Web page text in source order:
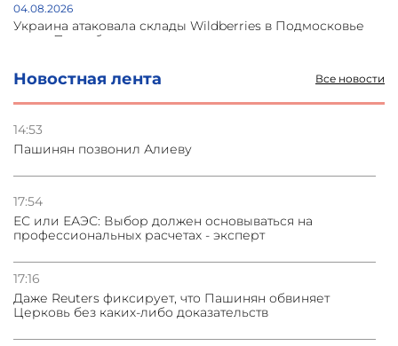
Новостная лента Все новости
14:53
Пашинян позвонил Алиеву
17:54
ЕС или ЕАЭС: Выбор должен основываться на
профессиональных расчетах - эксперт
17:16
Даже Reuters фиксирует, что Пашинян обвиняет
Церковь без каких-либо доказательств
04.08.2026
Украина атаковала склады Wildberries в Подмосковье
и под Петербургом
03.08.2026
Стратегия безопасности ОДКБ допускает применение
Азербайджане
31.07.2026
Сотрудничество и очереди – детали визита главы
погрануправления СНБ Армении в Тбилиси